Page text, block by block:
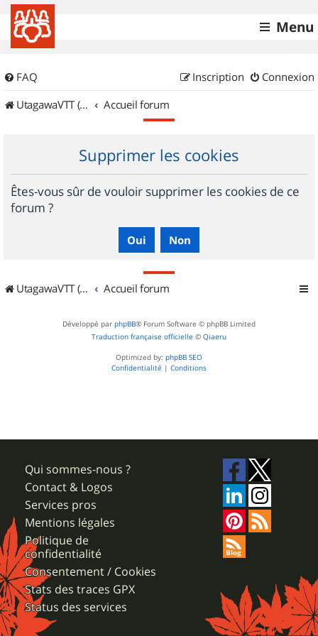
Menu
FAQ Connexion
Inscription
UtagawaVTT (Randos VTT et VTTAE avec traces GPS)
Accueil forum
Supprimer les cookies
Êtes-vous sûr de vouloir supprimer les cookies de ce
forum ?
UtagawaVTT (Randos VTT et VTTAE avec traces GPS) Accueil forum
Développé par phpBB® Forum Software © phpBB Limited
Traduction française officielle © Qiaeru
Optimized by: phpBB SEO
Confidentialité | Conditions
Qui sommes-nous ?
Contact & Logos
Services pros
Mentions légales
Politique de
confidentialité
Consentement / Cookies
Stats des traces GPX
Status des services